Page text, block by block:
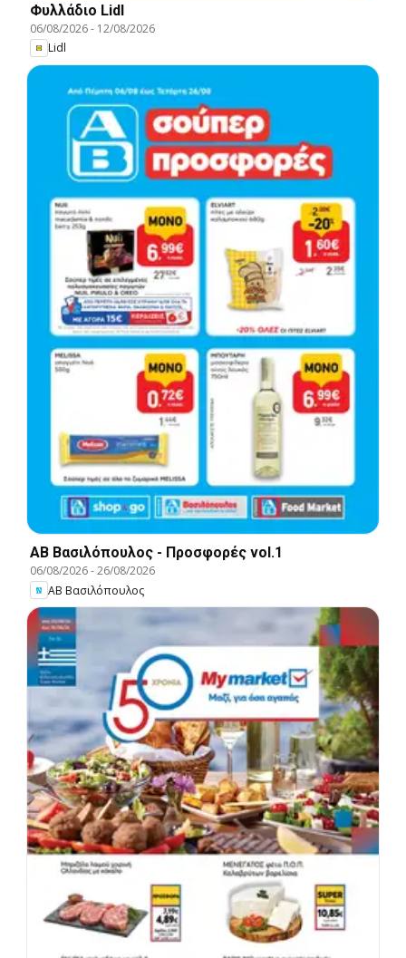
Φυλλάδιο Lidl
06/08/2026- 12/08/2026
Lidl
ΑΒ Βασιλόπουλος - Προσφορές vol.1
06/08/2026-26/08/2026
ΑΒ Βασιλόπουλος